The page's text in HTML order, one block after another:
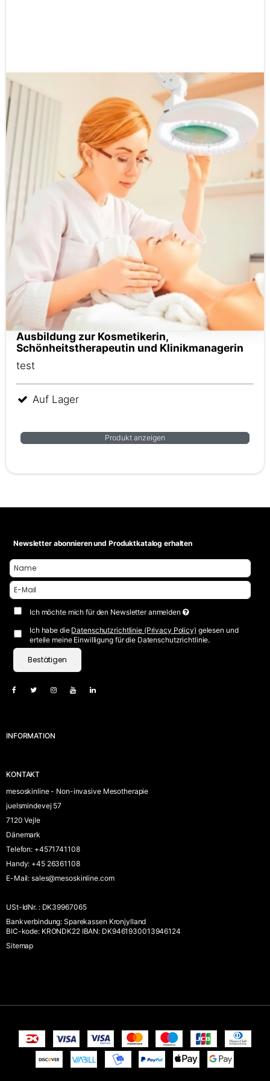
Ausbildung zur Kosmetikerin,
Schönheitstherapeutin und Klinikmanagerin
test
Auf Lager
Produkt anzeigen
Newsletter abonnieren und Produktkatalog erhalten
Ich möchte mich für den Newsletter anmelden
Ich habe die Datenschutzrichtlinie (Privacy Policy) gelesen und
erteile meine Einwilligung für die Datenschutzrichtlinie.
Bestätigen
INFORMATION
KONTAKT
mesoskinline - Non-invasive Mesotherapie
juelsmindevej 57
7120 Vejle
Dänemark
Telefon: +4571741108
Handy: +45 26361108
E-Mail: sales@mesoskinline.com
USt-IdNr. :DK39967065
Bankverbindung: Sparekassen Kronjylland
BIC-kode: KRONDK22 IBAN: DK9461930013946124
Sitemap